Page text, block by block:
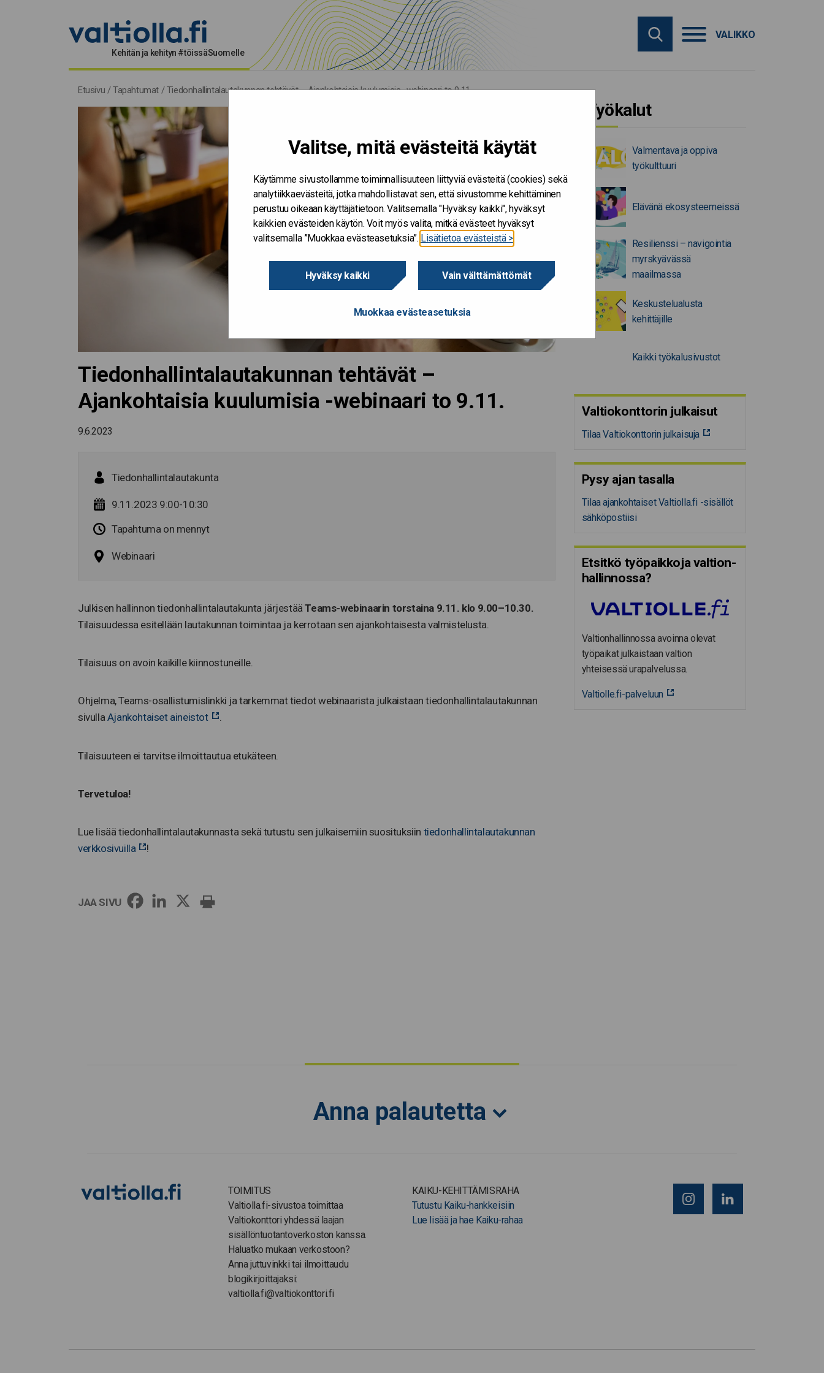
Valitse, mitä evästeitä käytät
Käytämme sivustollamme toiminnallisuuteen liittyviä evästeitä (cookies) sekä
analytiikkaevästeitä, jotka mahdollistavat sen, että sivustomme kehittäminen
perustuu oikeaan käyttäjätietoon. Valitsemalla "Hyväksy kaikki", hyväksyt
kaikkien evästeiden käytön. Voit myös valita, mitkä evästeet hyväksyt
valitsemalla ”Muokkaa evästeasetuksia”. Lisätietoa evästeistä >
Hyväksy kaikki Vain välttämättömät
Muokkaa evästeasetuksia
Kehitän ja kehityn #töissäSuomelle
VALIKKO
Etusivu /Tapahtumat /Tiedonhallintalautakunnan tehtävät – Ajankohtaisia kuulumisia -webinaari to 9.11.
Tiedonhallintalautakunnan tehtävät –
Ajankohtaisia kuulumisia -webinaari to 9.11.
9.6.2023
Tiedonhallintalautakunta
9.11.2023 9:00-10:30
Tapahtuma on mennyt
Webinaari
Julkisen hallinnon tiedonhallintalautakunta järjestääTeams-webinaarin torstaina 9.11. klo 9.00–10.30.
Tilaisuudessa esitellään lautakunnan toimintaa ja kerrotaan sen ajankohtaisesta valmistelusta.
Tilaisuus on avoin kaikille kiinnostuneille.
Ohjelma, Teams-osallistumislinkki ja tarkemmat tiedot webinaarista julkaistaan tiedonhallintalautakunnan
sivullaAjankohtaiset aineistot .
Tilaisuuteen ei tarvitse ilmoittautua etukäteen.
Tervetuloa!
Lue lisää tiedonhallintalautakunnasta sekä tutustu sen julkaisemiin suosituksiin tiedonhallintalautakunnan
verkkosivuilla
!
JAA SIVU
Työkalut
Valmentava ja oppiva
työkulttuuri
Elävänä ekosysteemeissä
Resilienssi – navigointia
myrskyävässä
maailmassa
Keskustelualusta
kehittäjille
Kaikki työkalusivustot
Valtiokonttorin julkaisut
Tilaa Valtiokonttorin julkaisuja
Pysy ajan tasalla
Tilaa ajankohtaiset Valtiolla.fi -sisällöt
sähköpostiisi
Etsitkö työpaikkoja valtion­
hal­lin­nossa?
Valtionhallinnossa avoinna olevat
työpaikat julkaistaan valtion
yhteisessä urapalvelussa.
Valtiolle.fi-palveluun
Anna palautetta
TOIMITUS
Valtiolla.fi-sivustoa toimittaa
Valtiokonttori yhdessä laajan
sisällöntuotantoverkoston kanssa.
Haluatko mukaan verkostoon?
Anna juttuvinkki tai ilmoittaudu
blogikirjoittajaksi:
valtiolla.fi@valtiokonttori.fi
KAIKU-KEHITTÄMISRAHA
Tutustu Kaiku-hankkeisiin
Lue lisää ja hae Kaiku-rahaa